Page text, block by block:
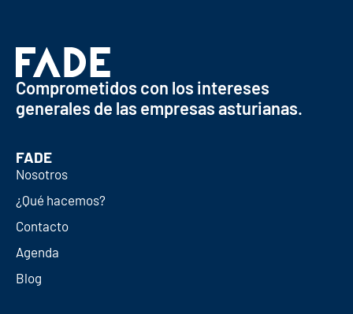
Comprometidos con los intereses
generales de las empresas asturianas.
FADE
Nosotros
¿Qué hacemos?
Contacto
Agenda
Blog